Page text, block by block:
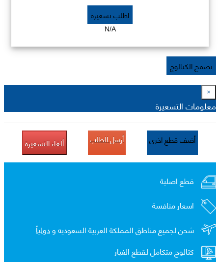
اطلب تسعيرة
N/A
تصفح الكتالوج
×
معلومات التسعيرة
أضف قطع اخرى أرسل الطلب ألغاء التسعيرة
قطع اصلية
اسعار منافسة
شحن لجميع مناطق المملكة العربية السعوديه ودولياً
كتالوج متكامل لقطع الغيار